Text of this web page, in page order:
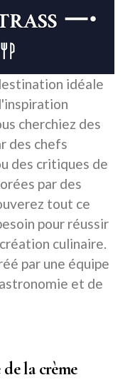
idéale
cherchiez des
des chefs
des critiques de
par des
tout ce
pour réussir
culinaire.
par une équipe
et de
la crème